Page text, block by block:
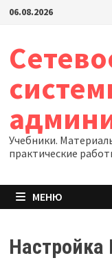
Перейти
06.08.2026
Учебники.
практические
МЕНЮ
Настройка